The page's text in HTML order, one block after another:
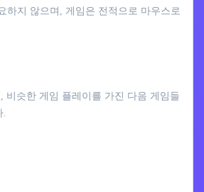
하지 않으며, 게임은 전적으로 마우스로
비슷한 게임 플레이를 가진 다음 게임들